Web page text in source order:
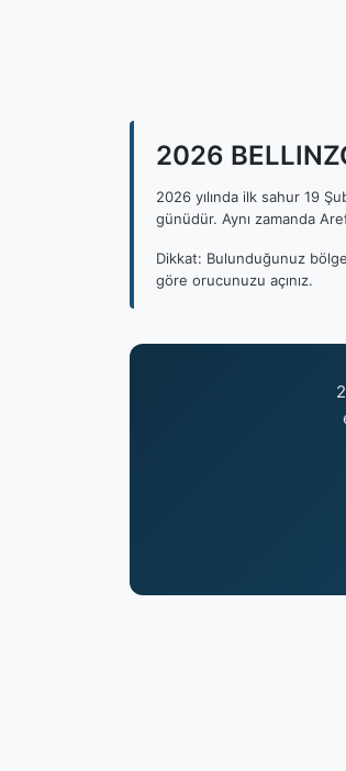
2026
2026 yılında ilk sahur 19
günüdür. Aynı zamanda
Dikkat: Bulunduğunuz
göre orucunuzu açınız.